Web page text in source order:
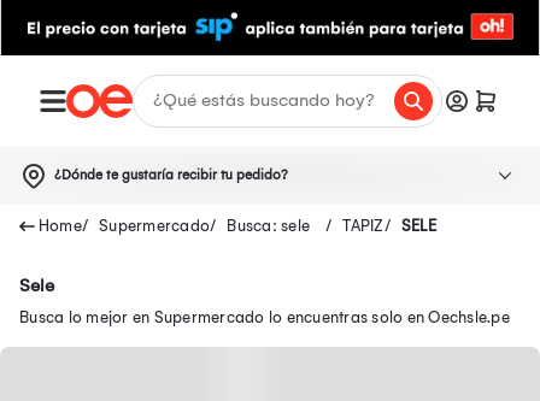
¿Dónde te gustaría recibir tu pedido?
Supermercado Busca: sele TAPIZ SELE
Sele
Busca lo mejor en Supermercado lo encuentras solo en Oechsle.pe